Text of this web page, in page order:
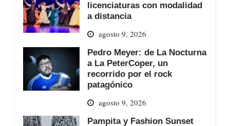
licenciaturas con modalidad
a distancia
agosto 9, 2026
Pedro Meyer: de La Nocturna
a La PeterCoper, un
recorrido por el rock
patagónico
agosto 9, 2026
Pampita y Fashion Sunset